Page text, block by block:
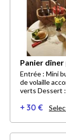
Panier
Entrée : Mini
de volaille
verts Dessert
+ 30 €